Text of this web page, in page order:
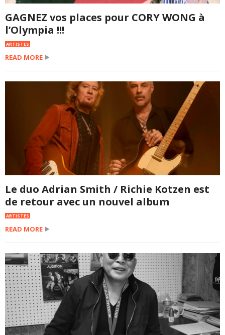
GAGNEZ vos places pour CORY WONG à
l’Olympia !!!
ARTISTES
READ MORE
Le duo Adrian Smith / Richie Kotzen est
de retour avec un nouvel album
ARTISTES
READ MORE